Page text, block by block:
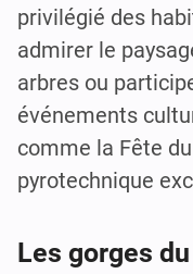
privilégié des
admirer le
arbres ou
événements
comme la Fête
pyrotechnique
Les gorges